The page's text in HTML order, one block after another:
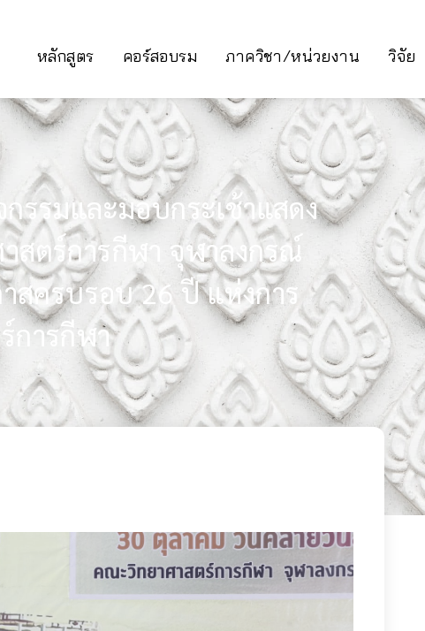
หลักสูตร คอร์สอบรม ภาควิชา/หน่วยงาน วิจัย
รรมและมอบกระเช้าแสดง
สตร์การกีฬา จุฬาลงกรณ์
สครบรอบ 26 ปี แห่งการ
การกีฬา